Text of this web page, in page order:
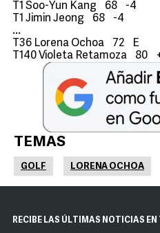
T1 Soo-Yun Kang 68 -4
T1 Jimin Jeong 68 -4
...
T36 Lorena Ochoa 72 E
T140 Violeta Retamoza 80
TEMAS
GOLF LORENA OCHOA
RECIBE LAS ÚLTIMAS NOTICIAS